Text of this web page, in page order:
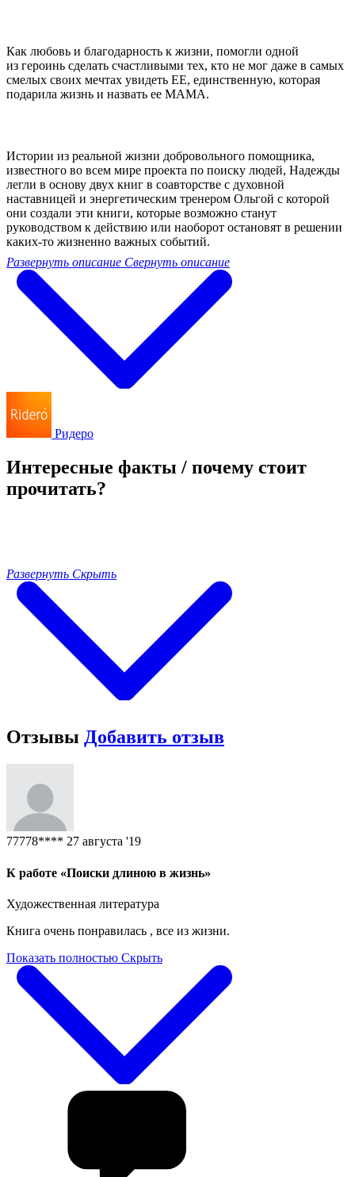
Как любовь и благодарность к жизни, помогли одной
из героинь сделать счастливыми тех, кто не мог даже в самых
смелых своих мечтах увидеть ЕЕ, единственную, которая
подарила жизнь и назвать ее МАМА.
Истории из реальной жизни добровольного помощника,
известного во всем мире проекта по поиску людей, Надежды
легли в основу двух книг в соавторстве с духовной
наставницей и энергетическим тренером Ольгой с которой
они создали эти книги, которые возможно станут
руководством к действию или наоборот остановят в решении
каких-то жизненно важных событий.
Развернуть описание Свернуть описание
Ридеро
Интересные факты / почему стоит
прочитать?
Развернуть Скрыть
Отзывы Добавить отзыв
77778**** 27 августа '19
К работе «Поиски длиною в жизнь»
Художественная литература
Книга очень понравилась , все из жизни.
Показать полностью Скрыть